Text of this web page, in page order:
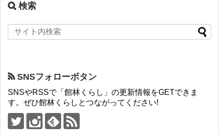
検索
SNSフォローボタン
SNSやRSSで「館林くらし」の更新情報をGETできま
す。ぜひ館林くらしとつながってください!